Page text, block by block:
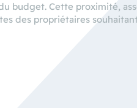
budget. Cette proximité,
des propriétaires